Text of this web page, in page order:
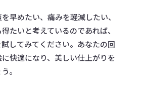
早めたい、痛みを軽減したい、
たいと考えているのであれば、
してみてください。あなたの回
快適になり、美しい仕上がりを
。